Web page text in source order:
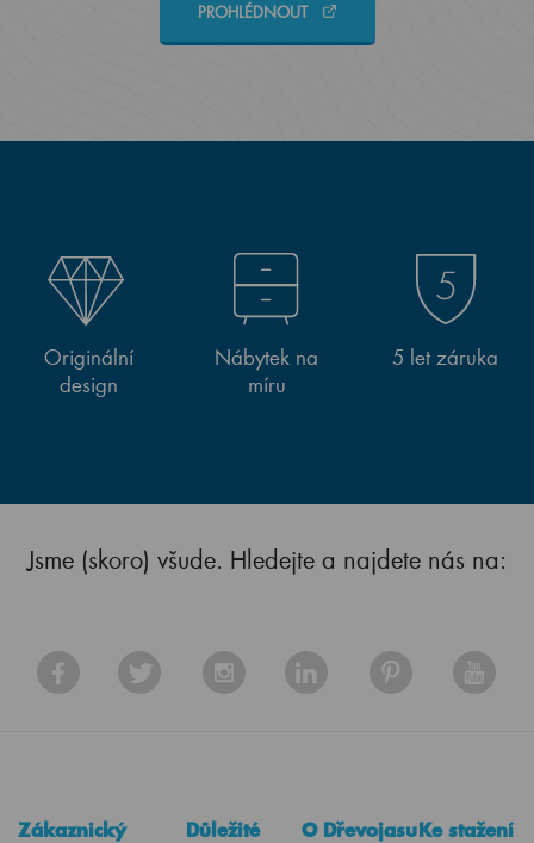
PROHLÉDNOUT
Originální
design
Nábytek na
míru
5 let záruka
Jsme (skoro) všude. Hledejte a najdete nás na:
Zákaznický
Důležité
O DřevojasuKe stažení